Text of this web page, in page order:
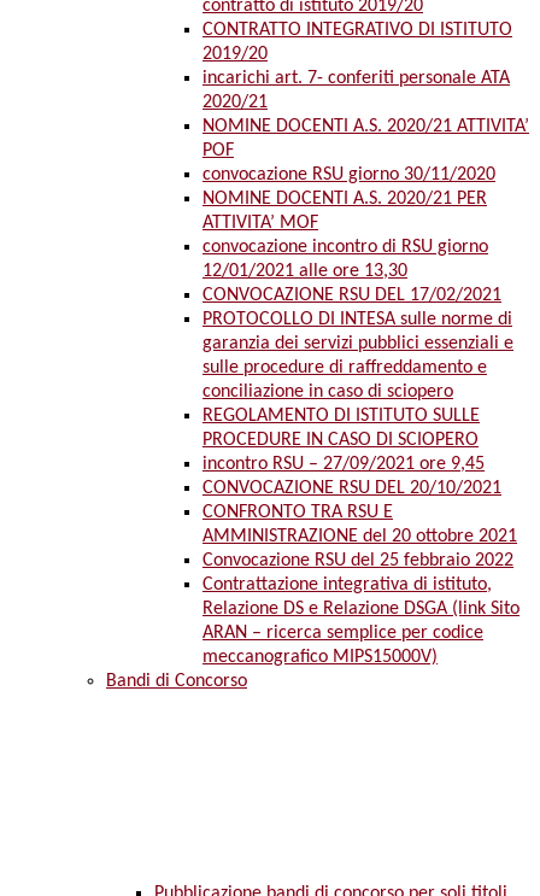
contratto di istituto 2019/20
CONTRATTO INTEGRATIVO DI ISTITUTO
2019/20
incarichi art. 7- conferiti personale ATA
2020/21
NOMINE DOCENTI A.S. 2020/21 ATTIVITA’
POF
convocazione RSU giorno 30/11/2020
NOMINE DOCENTI A.S. 2020/21 PER
ATTIVITA’ MOF
convocazione incontro di RSU giorno
12/01/2021 alle ore 13,30
CONVOCAZIONE RSU DEL 17/02/2021
PROTOCOLLO DI INTESA sulle norme di
garanzia dei servizi pubblici essenziali e
sulle procedure di raffreddamento e
conciliazione in caso di sciopero
REGOLAMENTO DI ISTITUTO SULLE
PROCEDURE IN CASO DI SCIOPERO
incontro RSU – 27/09/2021 ore 9,45
CONVOCAZIONE RSU DEL 20/10/2021
CONFRONTO TRA RSU E
AMMINISTRAZIONE del 20 ottobre 2021
Convocazione RSU del 25 febbraio 2022
Contrattazione integrativa di istituto,
Relazione DS e Relazione DSGA (link Sito
ARAN – ricerca semplice per codice
meccanografico MIPS15000V)
Bandi di Concorso